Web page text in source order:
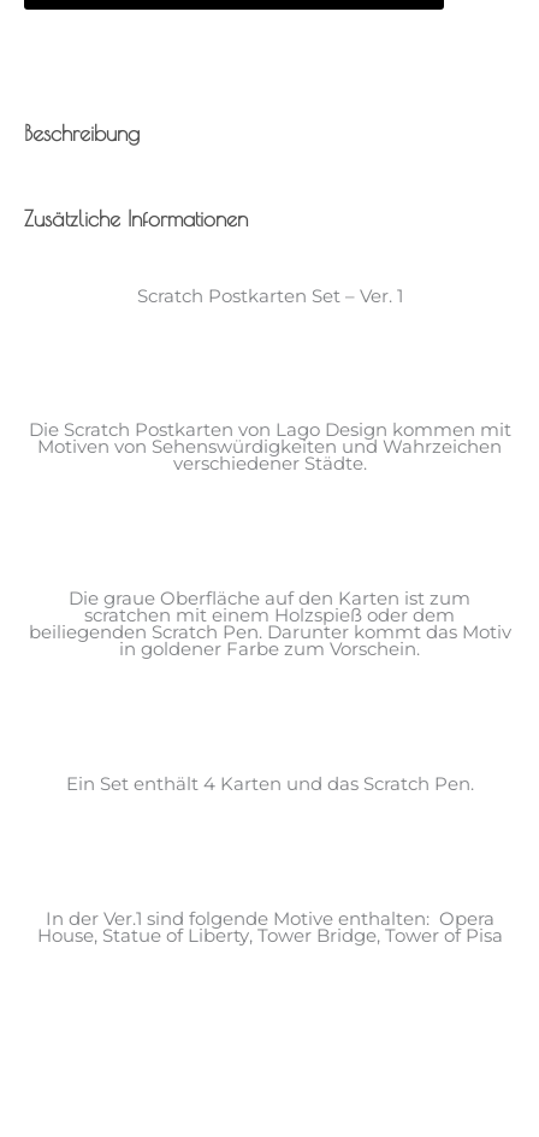
Beschreibung
Zusätzliche Informationen
Scratch Postkarten Set – Ver. 1
Die Scratch Postkarten von Lago Design kommen mit
Motiven von Sehenswürdigkeiten und Wahrzeichen
verschiedener Städte.
Die graue Oberfläche auf den Karten ist zum
scratchen mit einem Holzspieß oder dem
beiliegenden Scratch Pen. Darunter kommt das Motiv
in goldener Farbe zum Vorschein.
Ein Set enthält 4 Karten und das Scratch Pen.
In der Ver.1 sind folgende Motive enthalten: Opera
House, Statue of Liberty, Tower Bridge, Tower of Pisa